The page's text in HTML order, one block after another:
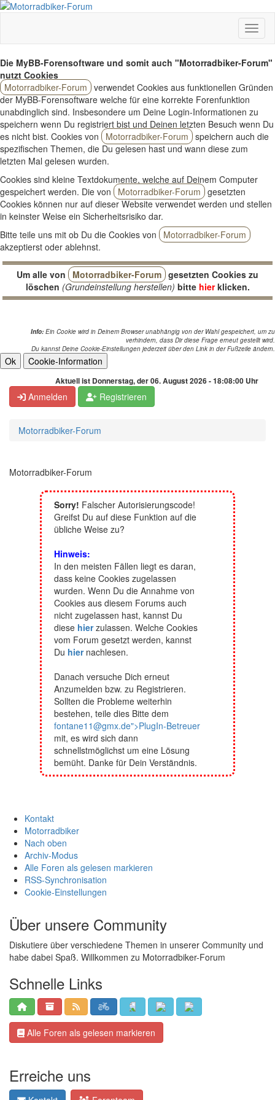
Die MyBB-Forensoftware und somit auch "Motorradbiker-Forum"
nutzt Cookies
Motorradbiker-Forum verwendet Cookies aus funktionellen Gründen
der MyBB-Forensoftware welche für eine korrekte Forenfunktion
unabdinglich sind. Insbesondere um Deine Login-Informationen zu
speichern wenn Du registriert bist und Deinen letzten Besuch wenn Du
es nicht bist. Cookies von
Motorradbiker-Forum speichern auch die
spezifischen Themen, die Du gelesen hast und wann diese zum
letzten Mal gelesen wurden.
Cookies sind kleine Textdokumente, welche auf Deinem Computer
gespeichert werden. Die von
Motorradbiker-Forum gesetzten
Cookies können nur auf dieser Website verwendet werden und stellen
in keinster Weise ein Sicherheitsrisiko dar.
Bitte teile uns mit ob Du die Cookies von
Motorradbiker-Forum
akzeptierst oder ablehnst.
Um alle von Motorradbiker-Forum gesetzten Cookies zu
löschen (Grundeinstellung herstellen) bitte hierklicken.
Info: Ein Cookie wird in Deinem Browser unabhängig von der Wahl gespeichert, um zu
verhindern, dass Dir diese Frage erneut gestellt wird.
Du kannst Deine Cookie-Einstellungen jederzeit über den Link in der Fußzeile ändern.
Aktuell ist Donnerstag, der 06. August 2026 - 18:08:00 Uhr
Anmelden Registrieren
Motorradbiker-Forum
Motorradbiker-Forum
Sorry! Falscher Autorisierungscode!
Greifst Du auf diese Funktion auf die
übliche Weise zu?
Hinweis:
In den meisten Fällen liegt es daran,
dass keine Cookies zugelassen
wurden. Wenn Du die Annahme von
Cookies aus diesem Forums auch
nicht zugelassen hast, kannst Du
diese hierzulassen. Welche Cookies
vom Forum gesetzt werden, kannst
Du hiernachlesen.
Danach versuche Dich erneut
Anzumelden bzw. zu Registrieren.
Sollten die Probleme weiterhin
bestehen, teile dies Bitte dem
fontane11@gmx.de">PlugIn-Betreuer
mit, es wird sich dann
schnellstmöglichst um eine Lösung
bemüht. Danke für Dein Verständnis.
Kontakt
Motorradbiker
Nach oben
Archiv-Modus
Alle Foren als gelesen markieren
RSS-Synchronisation
Cookie-Einstellungen
Über unsere Community
Diskutiere über verschiedene Themen in unserer Community und
habe dabei Spaß. Willkommen zu Motorradbiker-Forum
Schnelle Links
Alle Foren als gelesen markieren
Erreiche uns